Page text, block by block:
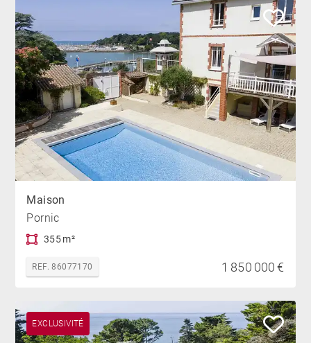
Maison
Pornic
355 m²
REF. 86077170 1 850 000 €
EXCLUSIVITÉ